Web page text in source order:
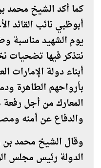
كما أكد الشيخ محمد
أبوظبي نائب القائد
يوم الشهيد مناسبة
نتذكر فيها تضحيات
أبناء دولة الإمارات
بأرواحهم الطاهرة
المعارك من أجل رفعة
والدفاع عن أمنه
وقال الشيخ محمد
الدولة رئيس مجلس